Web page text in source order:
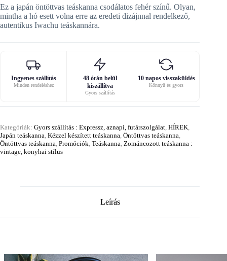
Ez a japán öntöttvas teáskanna csodálatos fehér színű. Olyan,
mintha a hó esett volna erre az eredeti dizájnnal rendelkező,
autentikus Iwachu teáskannára.
Ingyenes szállítás
Minden rendeléshez
48 órán belül
kiszállítva
Gyors szállítás
10 napos visszaküldés
Könnyű és gyors
Kategóriák: Gyors szállítás : Expressz, aznapi, futárszolgálat HÍREK
Japán teáskanna Kézzel készített teáskanna Öntöttvas teáskanna
Öntöttvas teáskanna Promóciók Teáskanna Zománcozott teáskanna :
vintage, konyhai stílus
Leírás